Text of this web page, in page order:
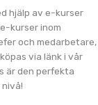
hjälp av e-kurser
kurser inom
och medarbetare,
via länk i vår
är den perfekta